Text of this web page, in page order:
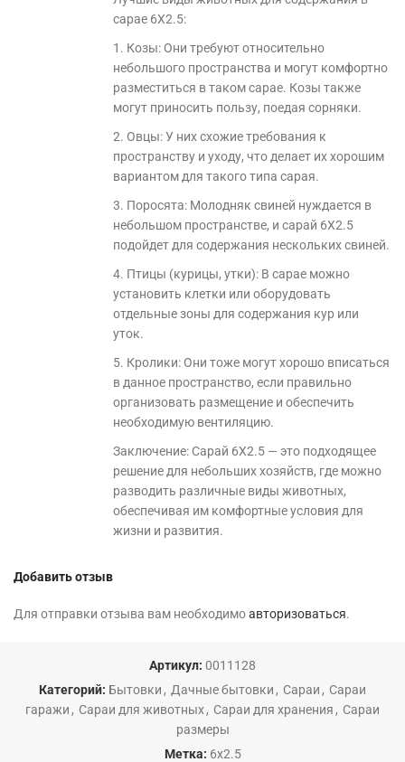
сарае 6Х2.5:
1. Козы: Они требуют относительно
небольшого пространства и могут комфортно
разместиться в таком сарае. Козы также
могут приносить пользу, поедая сорняки.
2. Овцы: У них схожие требования к
пространству и уходу, что делает их хорошим
вариантом для такого типа сарая.
3. Поросята: Молодняк свиней нуждается в
небольшом пространстве, и сарай 6Х2.5
подойдет для содержания нескольких свиней.
4. Птицы (курицы, утки): В сарае можно
установить клетки или оборудовать
отдельные зоны для содержания кур или
уток.
5. Кролики: Они тоже могут хорошо вписаться
в данное пространство, если правильно
организовать размещение и обеспечить
необходимую вентиляцию.
Заключение: Сарай 6Х2.5 — это подходящее
решение для небольших хозяйств, где можно
разводить различные виды животных,
обеспечивая им комфортные условия для
жизни и развития.
Добавить отзыв
Для отправки отзыва вам необходимоавторизоваться.
Артикул: 0011128
Категорий: Бытовки , Дачные бытовки , Сараи , Сараи
гаражи , Сараи для животных, Сараи для хранения , Сараи
размеры
Метка: 6х2.5